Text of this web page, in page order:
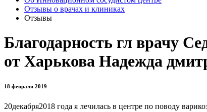
Отзывы о врачах и клиниках
Отзывы
Благодарность гл врачу
от Харькова Надежда
18 февраля 2019
20декабря2018 года я лечилась в центре по поводу